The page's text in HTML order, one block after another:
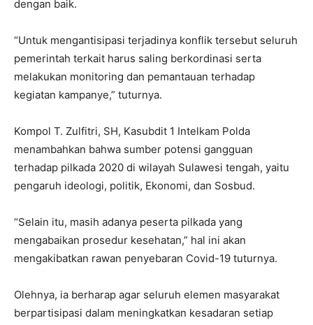
dengan baik.
“Untuk mengantisipasi terjadinya konflik tersebut seluruh
pemerintah terkait harus saling berkordinasi serta
melakukan monitoring dan pemantauan terhadap
kegiatan kampanye,” tuturnya.
Kompol T. Zulfitri, SH, Kasubdit 1 Intelkam Polda
menambahkan bahwa sumber potensi gangguan
terhadap pilkada 2020 di wilayah Sulawesi tengah, yaitu
pengaruh ideologi, politik, Ekonomi, dan Sosbud.
“Selain itu, masih adanya peserta pilkada yang
mengabaikan prosedur kesehatan,” hal ini akan
mengakibatkan rawan penyebaran Covid-19 tuturnya.
Olehnya, ia berharap agar seluruh elemen masyarakat
berpartisipasi dalam meningkatkan kesadaran setiap